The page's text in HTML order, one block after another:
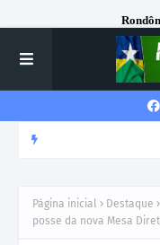
milhões
Página inicial Destaque
posse da nova Mesa